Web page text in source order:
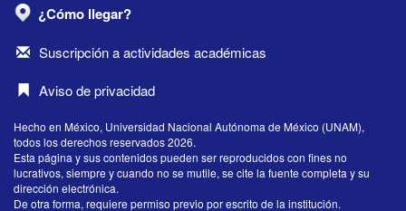
¿Cómo llegar?
Suscripción a actividades académicas
Aviso de privacidad
Hecho en México, Universidad Nacional Autónoma de México (UNAM),
todos los derechos reservados 2026.
Esta página y sus contenidos pueden ser reproducidos con fines no
lucrativos, siempre y cuando no se mutile, se cite la fuente completa y su
dirección electrónica.
De otra forma, requiere permiso previo por escrito de la institución.